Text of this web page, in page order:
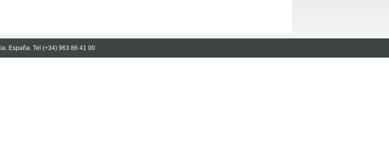
España. Tel (+34) 963 86 41 00